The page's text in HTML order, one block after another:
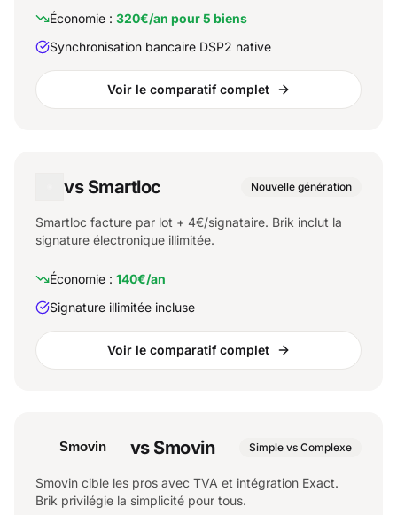
Économie : 320€/an pour 5 biens
Synchronisation bancaire DSP2 native
Voir le comparatif complet
vs Smartloc Nouvelle génération
Smartloc facture par lot + 4€/signataire. Brik inclut la
signature électronique illimitée.
Économie : 140€/an
Signature illimitée incluse
Voir le comparatif complet
vs Smovin Simple vs Complexe
Smovin cible les pros avec TVA et intégration Exact.
Brik privilégie la simplicité pour tous.